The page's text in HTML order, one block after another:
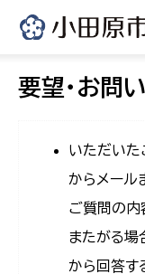
要望・お問
いただいた
からメール
ご質問の内
またがる場
から回答す